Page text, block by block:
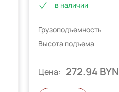
в наличии
Грузоподъемность
Высота подъема
Цена: 272.94 BYN